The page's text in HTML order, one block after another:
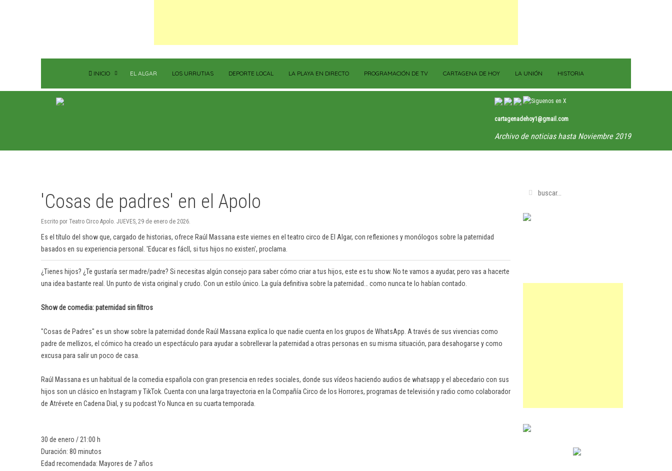
INICIO EL ALGAR LOS URRUTIAS DEPORTE LOCAL LA PLAYA EN DIRECTO PROGRAMACIÓN DE TV CARTAGENA DE HOY LA UNIÓN HISTORIA
cartagenadehoy1@gmail.com
Archivo de noticias hasta Noviembre 2019
'Cosas de padres' en el Apolo
Escrito por Teatro Circo Apolo. JUEVES, 29 de enero de 2026.
Es el título del show que, cargado de historias, ofrece Raúl Massana este viernes en el teatro circo de El Algar, con reflexiones y monólogos sobre la paternidad
basados en su experiencia personal. 'Educar es fácll, si tus hijos no existen', proclama.
¿Tienes hijos? ¿Te gustaría ser madre/padre? Si necesitas algún consejo para saber cómo criar a tus hijos, este es tu show. No te vamos a ayudar, pero vas a hacerte
una idea bastante real. Un punto de vista original y crudo. Con un estilo único. La guía definitiva sobre la paternidad… como nunca te lo habían contado.
Show de comedia: paternidad sin filtros
"Cosas de Padres" es un show sobre la paternidad donde Raúl Massana explica lo que nadie cuenta en los grupos de WhatsApp. A través de sus vivencias como
padre de mellizos, el cómico ha creado un espectáculo para ayudar a sobrellevar la paternidad a otras personas en su misma situación, para desahogarse y como
excusa para salir un poco de casa.
Raúl Massana es un habitual de la comedia española con gran presencia en redes sociales, donde sus vídeos haciendo audios de whatsapp y el abecedario con sus
hijos son un clásico en Instagram y TikTok. Cuenta con una larga trayectoria en la Compañía Circo de los Horrores, programas de televisión y radio como colaborador
de Atrévete en Cadena Dial, y su podcast Yo Nunca en su cuarta temporada.
30 de enero / 21:00 h
Duración: 80 minutos
Edad recomendada: Mayores de 7 años